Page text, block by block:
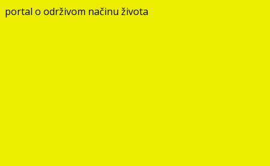
portal o održivom načinu života